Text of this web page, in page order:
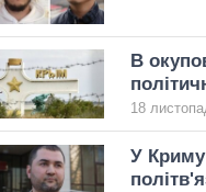
В
18
У Криму